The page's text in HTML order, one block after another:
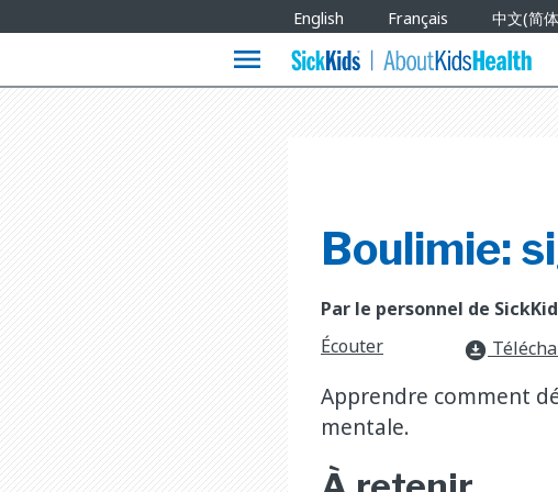
Languages
English Français 中文(简
menu
Boulimie:
Par le personnel de
Écouter
download_for_offline
Apprendre comment
mentale.